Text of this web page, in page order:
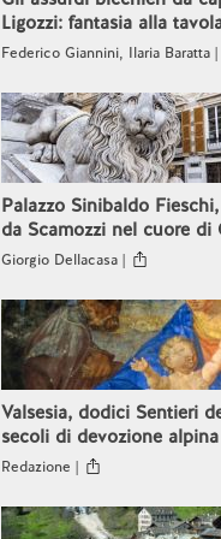
Ligozzi: fantasia alla
Federico Giannini, Ilaria Baratta |
Palazzo Sinibaldo
da Scamozzi nel cuore di
Giorgio Dellacasa |
Valsesia, dodici Sentieri
secoli di devozione alpina
Redazione |